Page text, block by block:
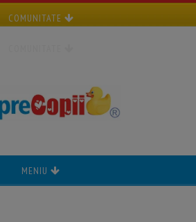
COMUNITATE
MENIU